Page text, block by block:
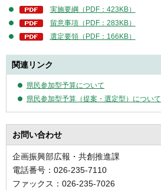
実施要綱（PDF：423KB）
留意事項（PDF：283KB）
選定要領（PDF：166KB）
関連リンク
県民参加型予算について
県民参加型予算（提案・選定型）について
お問い合わせ
企画振興部広報・共創推進課
電話番号：026-235-7110
ファックス：026-235-7026